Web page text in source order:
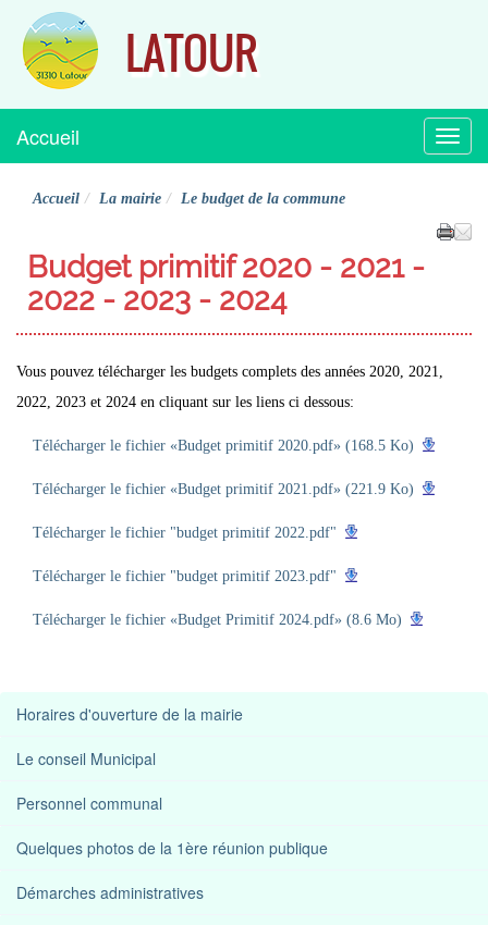
LATOUR
Menu
Accueil
Accueil La mairie Le budget de la commune
Budget primitif 2020 - 2021 -
2022 - 2023 - 2024
Vous pouvez télécharger les budgets complets des années 2020, 2021,
2022, 2023 et 2024 en cliquant sur les liens ci dessous:
Télécharger le fichier «Budget primitif 2020.pdf» (168.5 Ko)
Télécharger le fichier «Budget primitif 2021.pdf» (221.9 Ko)
Télécharger le fichier "budget primitif 2022.pdf"
Télécharger le fichier "budget primitif 2023.pdf"
Télécharger le fichier «Budget Primitif 2024.pdf» (8.6 Mo)
Horaires d'ouverture de la mairie
Le conseil Municipal
Personnel communal
Quelques photos de la 1ère réunion publique
Démarches administratives